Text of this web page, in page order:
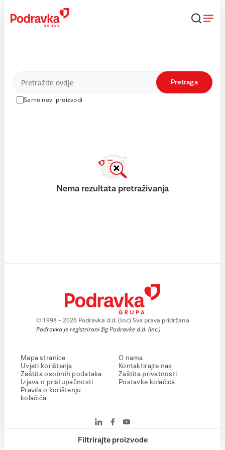
content
Proizvodi
Samo novi proizvodi
Pretraga
Filtrirajte proizvode
Nema rezultata pretraživanja
© 1998 – 2026 Podravka d.d. (Inc) Sva prava pridržana
Podravka je registrirani žig Podravke d.d. (Inc.)
Mapa stranice
Uvjeti korištenja
Zaštita osobnih podataka
Izjava o pristupačnosti
Pravila o korištenju
kolačića
O nama
Kontaktirajte nas
Zaštita privatnosti
Postavke kolačića